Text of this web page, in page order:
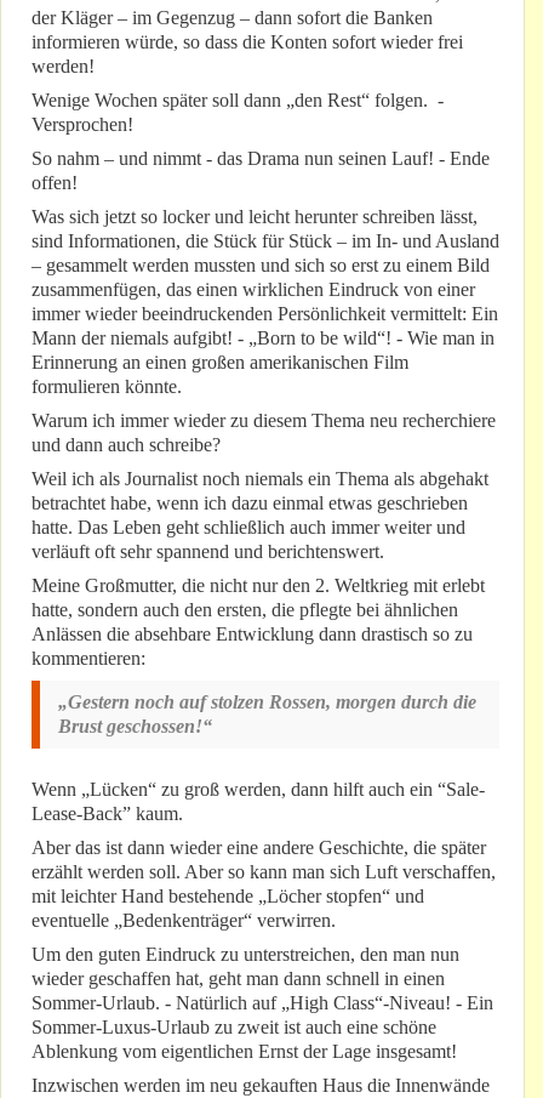
der Kläger – im Gegenzug – dann sofort die Banken
informieren würde, so dass die Konten sofort wieder frei
werden!
Wenige Wochen später soll dann „den Rest“ folgen. -
Versprochen!
So nahm – und nimmt - das Drama nun seinen Lauf! - Ende
offen!
Was sich jetzt so locker und leicht herunter schreiben lässt,
sind Informationen, die Stück für Stück – im In- und Ausland
– gesammelt werden mussten und sich so erst zu einem Bild
zusammenfügen, das einen wirklichen Eindruck von einer
immer wieder beeindruckenden Persönlichkeit vermittelt: Ein
Mann der niemals aufgibt! - „Born to be wild“! - Wie man in
Erinnerung an einen großen amerikanischen Film
formulieren könnte.
Warum ich immer wieder zu diesem Thema neu recherchiere
und dann auch schreibe?
Weil ich als Journalist noch niemals ein Thema als abgehakt
betrachtet habe, wenn ich dazu einmal etwas geschrieben
hatte. Das Leben geht schließlich auch immer weiter und
verläuft oft sehr spannend und berichtenswert.
Meine Großmutter, die nicht nur den 2. Weltkrieg mit erlebt
hatte, sondern auch den ersten, die pflegte bei ähnlichen
Anlässen die absehbare Entwicklung dann drastisch so zu
kommentieren:
„Gestern noch auf stolzen Rossen, morgen durch die
Brust geschossen!“
Wenn „Lücken“ zu groß werden, dann hilft auch ein “Sale-
Lease-Back” kaum.
Aber das ist dann wieder eine andere Geschichte, die später
erzählt werden soll. Aber so kann man sich Luft verschaffen,
mit leichter Hand bestehende „Löcher stopfen“ und
eventuelle „Bedenkenträger“ verwirren.
Um den guten Eindruck zu unterstreichen, den man nun
wieder geschaffen hat, geht man dann schnell in einen
Sommer-Urlaub. - Natürlich auf „High Class“-Niveau! - Ein
Sommer-Luxus-Urlaub zu zweit ist auch eine schöne
Ablenkung vom eigentlichen Ernst der Lage insgesamt!
Inzwischen werden im neu gekauften Haus die Innenwände